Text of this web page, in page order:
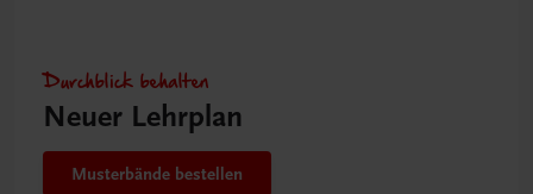
Durchblick behalten
Neuer Lehrplan
Musterbände bestellen